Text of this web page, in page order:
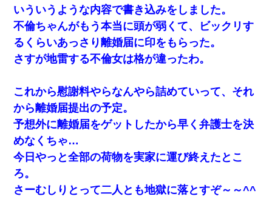
いういうような内容で書き込みをしました。
不倫ちゃんがもう本当に頭が弱くて、ビックリす
るくらいあっさり離婚届に印をもらった。
さすが地雷する不倫女は格が違ったわ。
これから慰謝料やらなんやら詰めていって、それ
から離婚届提出の予定。
予想外に離婚届をゲットしたから早く弁護士を決
めなくちゃ…
今日やっと全部の荷物を実家に運び終えたとこ
ろ。
さーむしりとって二人とも地獄に落とすぞ～～^^